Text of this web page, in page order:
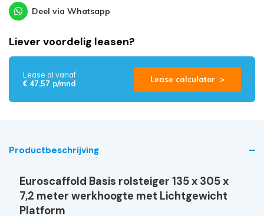
Deel via Whatsapp
Liever voordelig leasen?
Lease al vanaf
€ 47,57 p/mnd
Lease calculator >
Productbeschrijving
Euroscaffold Basis rolsteiger 135 x 305 x
7,2 meter werkhoogte met Lichtgewicht
Platform